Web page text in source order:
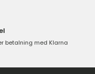
betalning med Klarna